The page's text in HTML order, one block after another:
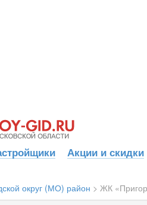
Акции и скидки
округ (МО) район > ЖК